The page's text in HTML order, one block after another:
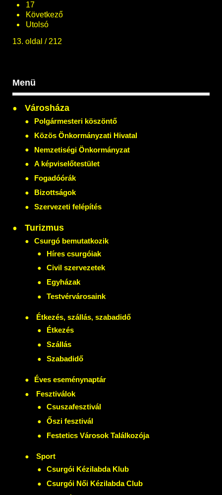
17
Következő
Utolsó
13. oldal / 212
Menü
Városháza
Polgármesteri köszöntő
Közös Önkormányzati Hivatal
Nemzetiségi Önkormányzat
A képviselőtestület
Fogadóórák
Bizottságok
Szervezeti felépítés
Turizmus
Csurgó bemutatkozik
Híres csurgóiak
Civil szervezetek
Egyházak
Testvérvárosaink
Étkezés, szállás, szabadidő
Étkezés
Szállás
Szabadidő
Éves eseménynaptár
Fesztiválok
Csuszafesztivál
Őszi fesztivál
Festetics Városok Találkozója
Sport
Csurgói Kézilabda Klub
Csurgói Női Kézilabda Club